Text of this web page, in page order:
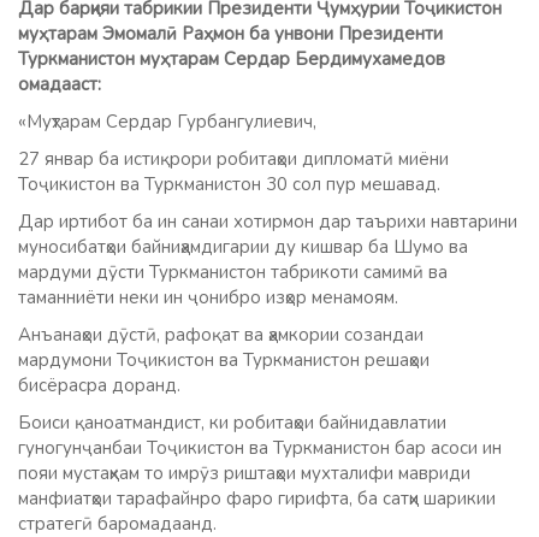
Дар барқияи табрикии Президенти Ҷумҳурии Тоҷикистон
муҳтарам Эмомалӣ Раҳмон ба унвони Президенти
Туркманистон муҳтарам Сердар Бердимухамедов
омадааст:
«Муҳтарам Сердар Гурбангулиевич,
27 январ ба истиқрори робитаҳои дипломатӣ миёни
Тоҷикистон ва Туркманистон 30 сол пур мешавад.
Дар иртибот ба ин санаи хотирмон дар таърихи навтарини
муносибатҳои байниҳамдигарии ду кишвар ба Шумо ва
мардуми дӯсти Туркманистон табрикоти самимӣ ва
таманниёти неки ин ҷонибро изҳор менамоям.
Анъанаҳои дӯстӣ, рафоқат ва ҳамкории созандаи
мардумони Тоҷикистон ва Туркманистон решаҳои
бисёрасра доранд.
Боиси қаноатмандист, ки робитаҳои байнидавлатии
гуногунҷанбаи Тоҷикистон ва Туркманистон бар асоси ин
пояи мустаҳкам то имрӯз риштаҳои мухталифи мавриди
манфиатҳои тарафайнро фаро гирифта, ба сатҳи шарикии
стратегӣ баромадаанд.